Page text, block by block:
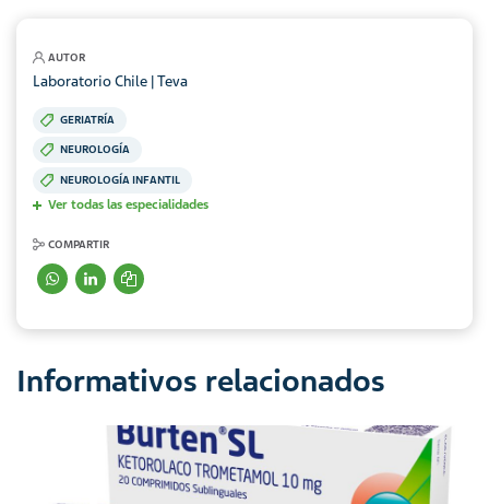
AUTOR
Laboratorio Chile | Teva
GERIATRÍA
NEUROLOGÍA
NEUROLOGÍA INFANTIL
Ver todas las especialidades
COMPARTIR
Informativos relacionados